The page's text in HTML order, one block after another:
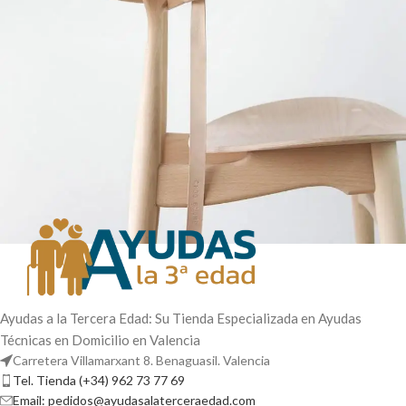
Furniture
A lacus bibendum pulvinar
Ayudas a la Tercera Edad: Su Tienda Especializada en Ayudas
Técnicas en Domicilio en Valencia
Carretera Villamarxant 8. Benaguasil. Valencia
Tel. Tienda (+34) 962 73 77 69
Email: pedidos@ayudasalaterceraedad.com